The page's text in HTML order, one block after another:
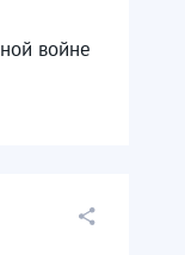
войне